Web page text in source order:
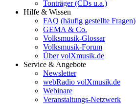
Tonträger (CDs u.a.)
Hilfe & Wissen
FAQ (häufig gestellte Fragen)
GEMA & Co.
Volksmusik-Glossar
Volksmusik-Forum
Über volXmusik.de
Service & Angebote
Newsletter
webRadio volXmusik.de
Webinare
Veranstaltungs-Netzwerk